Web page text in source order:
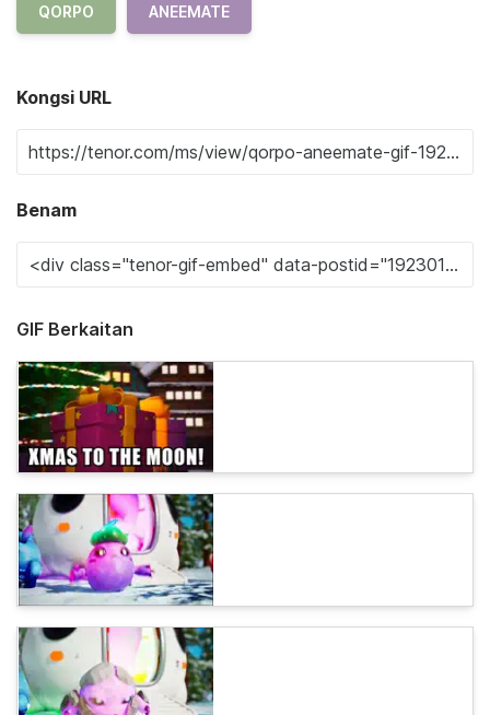
QORPO ANEEMATE
Kongsi URL
Benam
GIF Berkaitan